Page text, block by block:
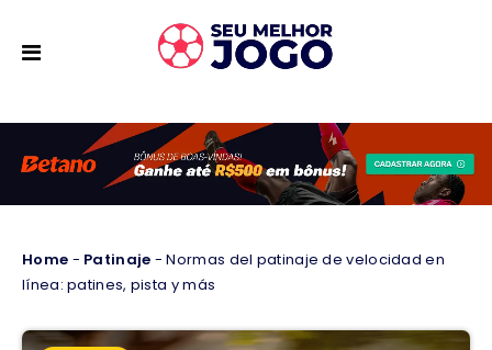
Home - Patinaje -Normas del patinaje de velocidad en
línea: patines, pista y más